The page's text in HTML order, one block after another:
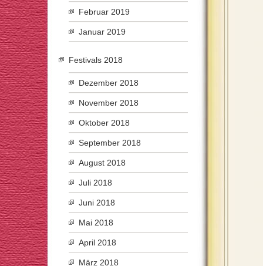
Februar 2019
Januar 2019
Festivals 2018
Dezember 2018
November 2018
Oktober 2018
September 2018
August 2018
Juli 2018
Juni 2018
Mai 2018
April 2018
März 2018